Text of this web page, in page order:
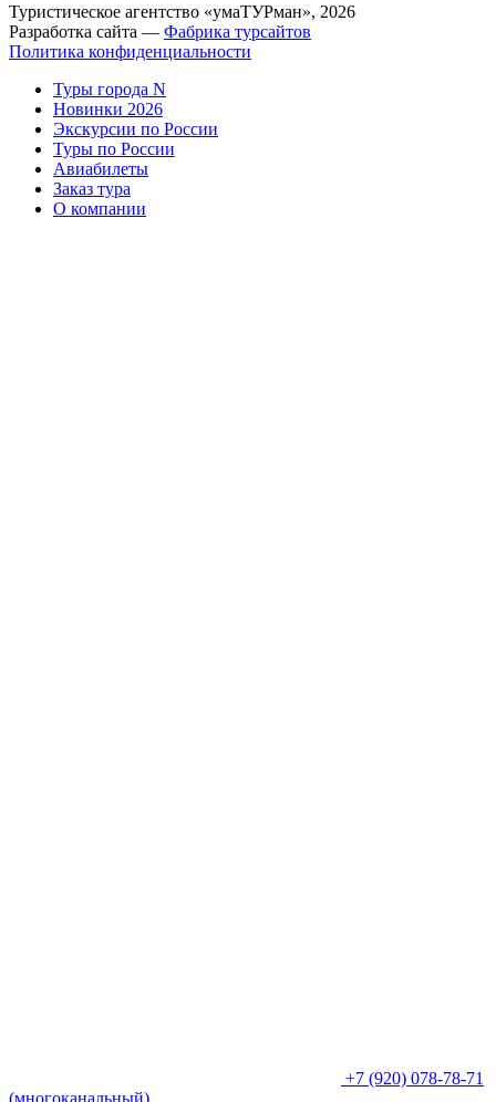
Туристическое агентство «умаТУРман», 2026
Разработка сайта — Фабрика турсайтов
Политика конфиденциальности
Туры города N
Новинки 2026
Экскурсии по России
Туры по России
Авиабилеты
Заказ тура
О компании
+7 (920) 078-78-71
(многоканальный)